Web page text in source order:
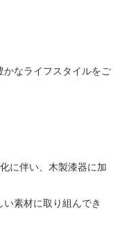
なライフスタイルをご
に伴い、木製漆器に加
素材に取り組んでき